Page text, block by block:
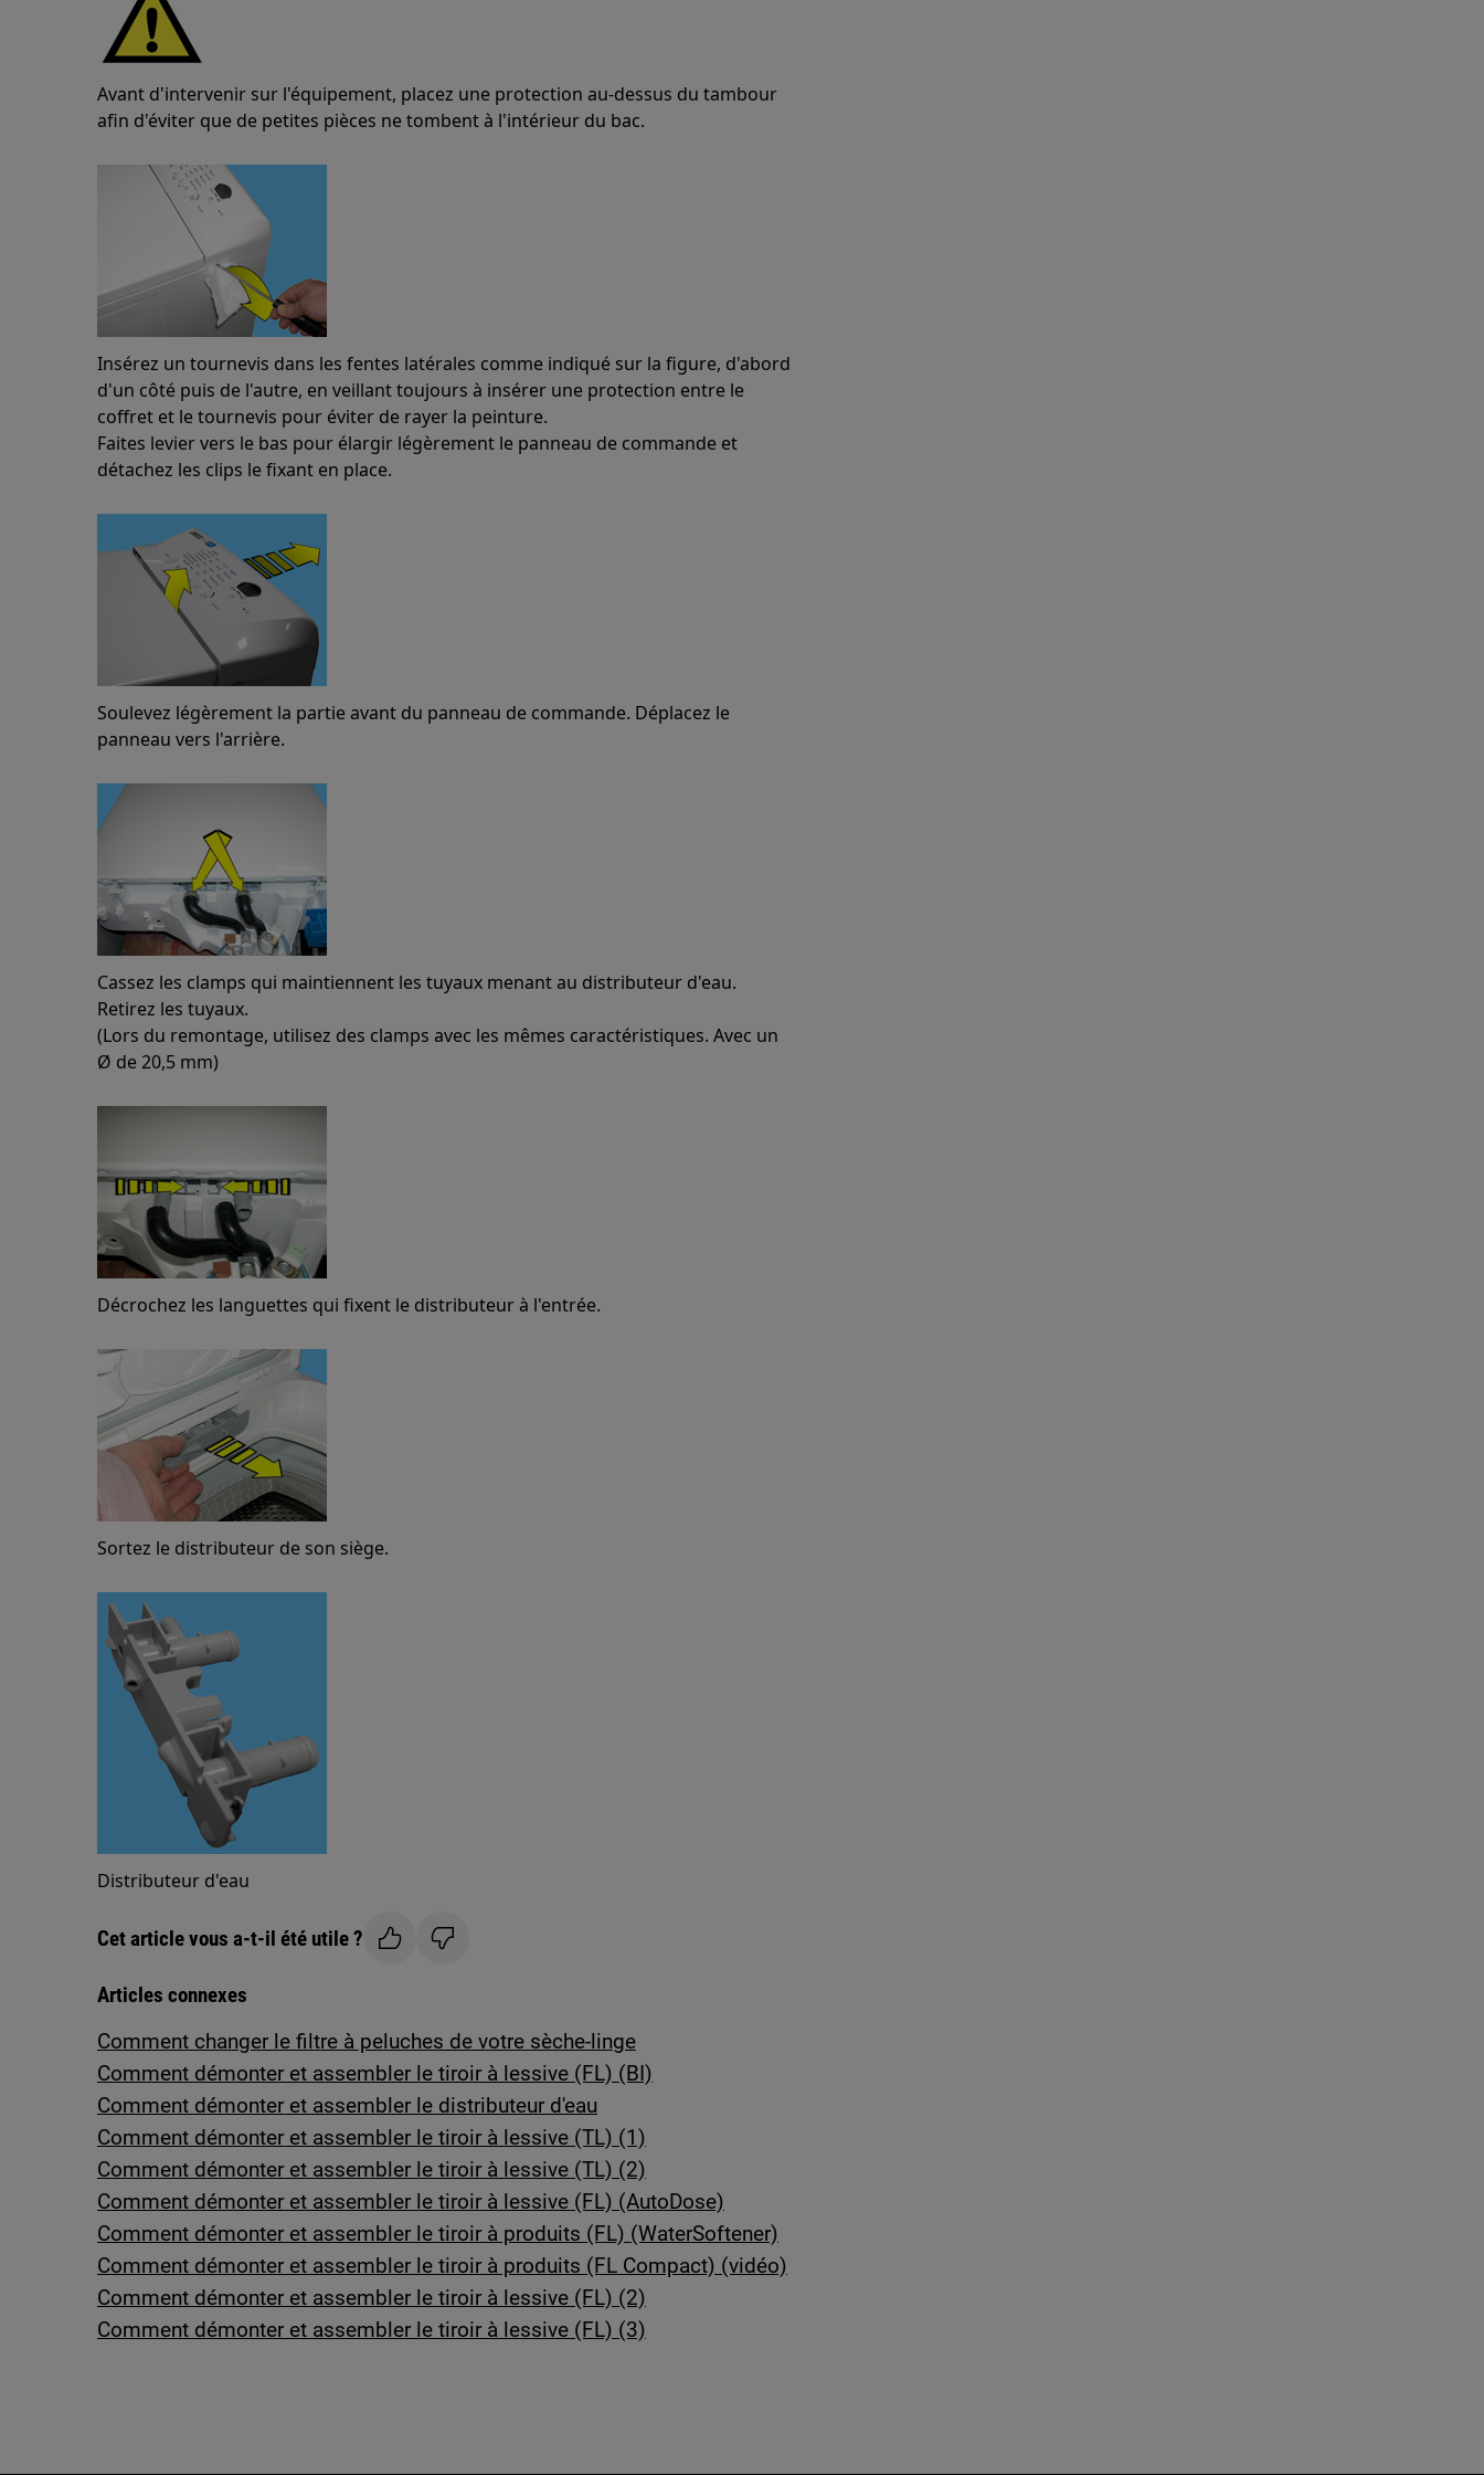
Avant d'intervenir sur l'équipement, placez une protection au-dessus du tambour
afin d'éviter que de petites pièces ne tombent à l'intérieur du bac.
Insérez un tournevis dans les fentes latérales comme indiqué sur la figure, d'abord
d'un côté puis de l'autre, en veillant toujours à insérer une protection entre le
coffret et le tournevis pour éviter de rayer la peinture.
Faites levier vers le bas pour élargir légèrement le panneau de commande et
détachez les clips le fixant en place.
Soulevez légèrement la partie avant du panneau de commande. Déplacez le
panneau vers l'arrière.
Cassez les clamps qui maintiennent les tuyaux menant au distributeur d'eau.
Retirez les tuyaux.
(Lors du remontage, utilisez des clamps avec les mêmes caractéristiques. Avec un
Ø de 20,5 mm)
Décrochez les languettes qui fixent le distributeur à l'entrée.
Sortez le distributeur de son siège.
Distributeur d'eau
Cet article vous a-t-il été utile ?
Articles connexes
Comment changer le filtre à peluches de votre sèche-linge
Comment démonter et assembler le tiroir à lessive (FL) (BI)
Comment démonter et assembler le distributeur d'eau
Comment démonter et assembler le tiroir à lessive (TL) (1)
Comment démonter et assembler le tiroir à lessive (TL) (2)
Comment démonter et assembler le tiroir à lessive (FL) (AutoDose)
Comment démonter et assembler le tiroir à produits (FL) (WaterSoftener)
Comment démonter et assembler le tiroir à produits (FL Compact) (vidéo)
Comment démonter et assembler le tiroir à lessive (FL) (2)
Comment démonter et assembler le tiroir à lessive (FL) (3)